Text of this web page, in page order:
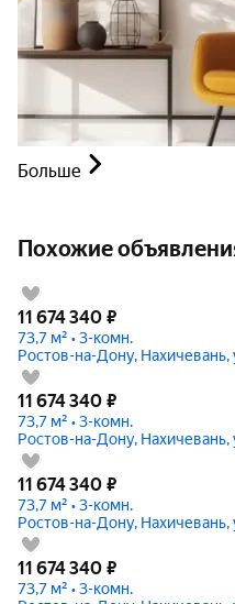
Больше
Похожие
11 674 340 ₽
73,7 м² • 3-комн.
Ростов-на-Дону, Нахичевань,
11 674 340 ₽
73,7 м² • 3-комн.
Ростов-на-Дону, Нахичевань,
11 674 340 ₽
73,7 м² • 3-комн.
Ростов-на-Дону, Нахичевань,
11 674 340 ₽
73,7 м² • 3-комн.